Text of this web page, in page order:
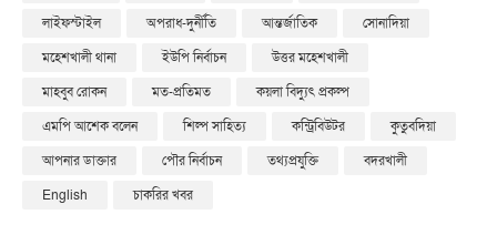
লাইফস্টাইল
অপরাধ-দুর্নীতি আন্তর্জাতিক
সোনাদিয়া
মহেশখালী থানা
ইউপি নির্বাচন
উত্তর মহেশখালী
মাহবুব রোকন
মত-প্রতিমত
কয়লা বিদ্যুৎ প্রকল্প
এমপি আশেক বলেন
শিল্প সাহিত্য কন্ট্রিবিউটর
কুতুবদিয়া
আপনার ডাক্তার
পৌর নির্বাচন তথ্যপ্রযুক্তি
বদরখালী
English
চাকরির খবর